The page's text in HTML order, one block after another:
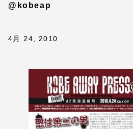
@kobeap
4月 24, 2010